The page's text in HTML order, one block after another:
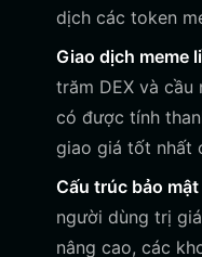
dịch các token
Giao dịch meme
trăm DEX và cầu
có được tính
giao giá tốt nhất
Cấu trúc bảo mật
người dùng trị
nâng cao, các